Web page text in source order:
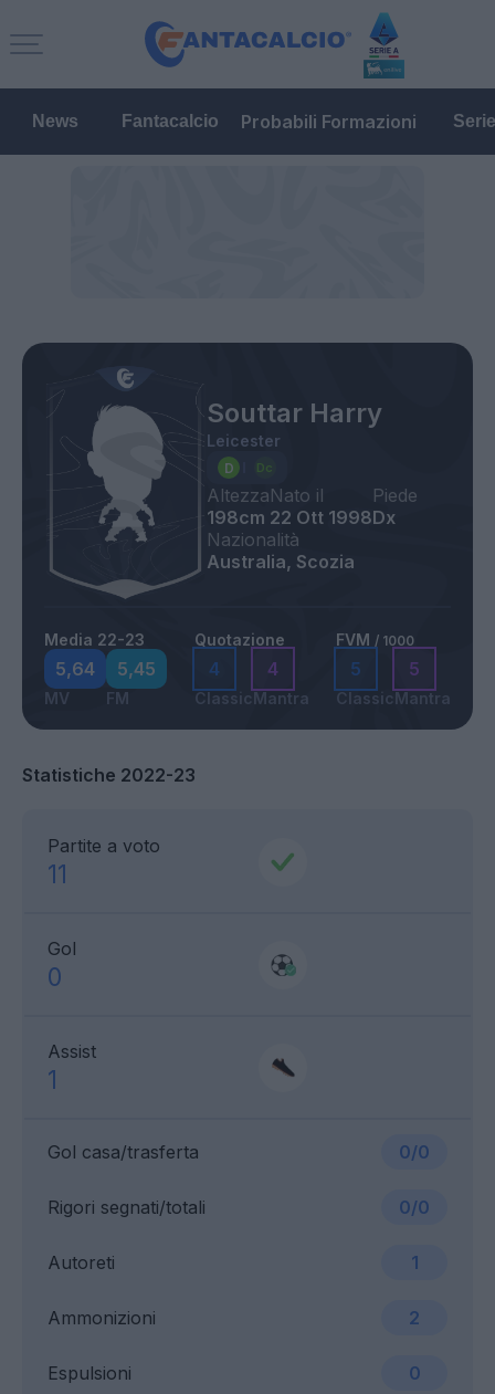
News Fantacalcio Probabili Formazioni
Souttar Harry
Leicester
Altezza
198cm
Nato il
22 Ott 1998
Piede
Dx
Nazionalità
Australia, Scozia
Media 22-23
5,64
MV
5,45
FM
Quotazione
4
Classic
4
Mantra
FVM / 1000
5
Classic
5
Mantra
Statistiche 2022-23
Partite a voto
11
Gol
0
Assist
1
Gol casa/trasferta 0/0
Ammonizioni 2
Rigori segnati/totali 0/0
Espulsioni 0
Autoreti 1